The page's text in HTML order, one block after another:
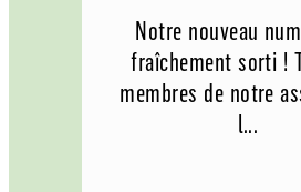
Notre nouveau
fraîchement sorti !
membres de notre
l...